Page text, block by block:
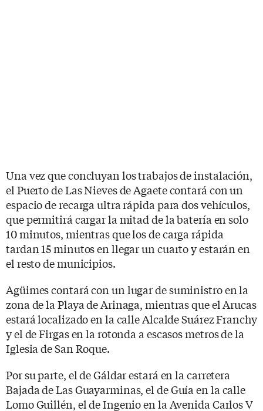
Una vez que concluyan los trabajos de instalación,
el Puerto de Las Nieves de Agaete contará con un
espacio de recarga ultra rápida para dos vehículos,
que permitirá cargar la mitad de la batería en solo
10 minutos, mientras que los de carga rápida
tardan 15 minutos en llegar un cuarto y estarán en
el resto de municipios.
Agüimes contará con un lugar de suministro en la
zona de la Playa de Arinaga, mientras que el Arucas
estará localizado en la calle Alcalde Suárez Franchy
y el de Firgas en la rotonda a escasos metros de la
Iglesia de San Roque.
Por su parte, el de Gáldar estará en la carretera
Bajada de Las Guayarminas, el de Guía en la calle
Lomo Guillén, el de Ingenio en la Avenida Carlos V